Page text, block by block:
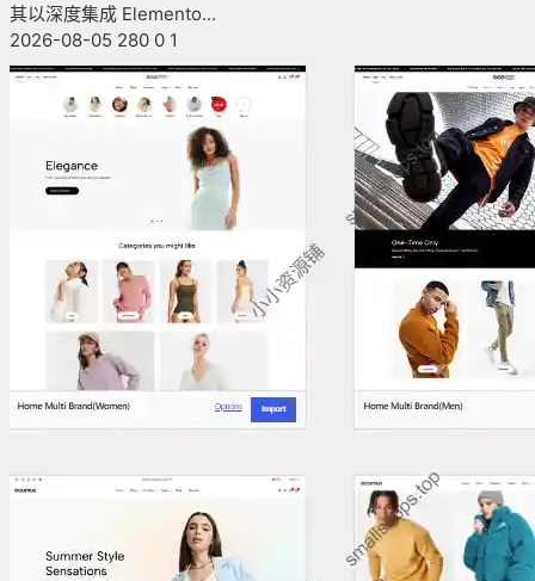
其以深度集成 Elemento...
2026-08-05 280 0 1